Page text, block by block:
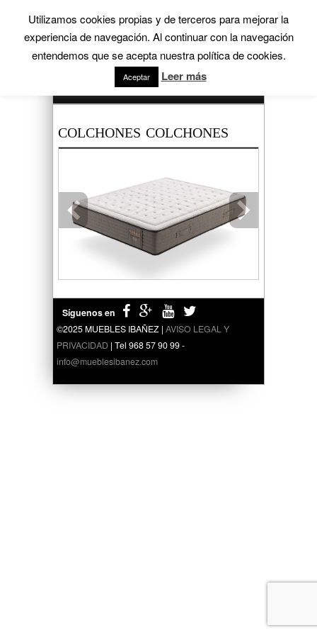
Menú
Productos
COLCHONES COLCHONES
Síguenos en
©2025 MUEBLES IBAÑEZ | AVISO LEGAL Y
PRIVACIDAD | Tel 968 57 90 99 -
info@mueblesibanez.com
Utilizamos cookies propias y de terceros para mejorar la
experiencia de navegación. Al continuar con la navegación
entendemos que se acepta nuestra política de cookies.
Aceptar Leer más